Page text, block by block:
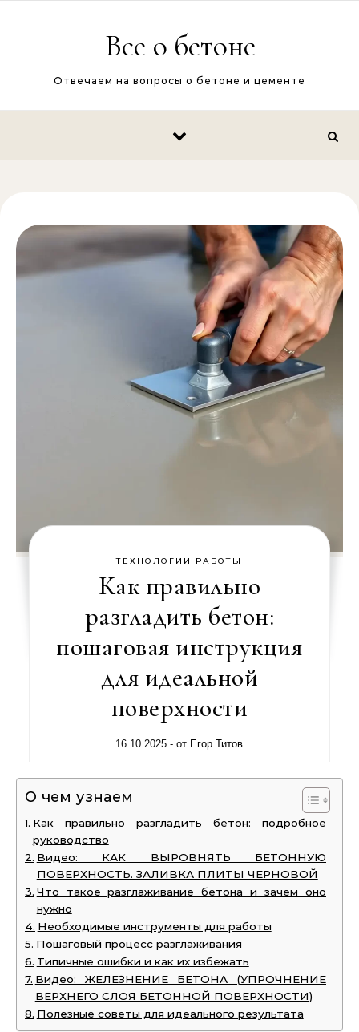
Все о бетоне
Отвечаем на вопросы о бетоне и цементе
ТЕХНОЛОГИИ РАБОТЫ
Как правильно
разгладить бетон:
пошаговая инструкция
для идеальной
поверхности
16.10.2025 - от Егор Титов
О чем узнаем
Как правильно разгладить бетон: подробное
руководство
Видео: КАК ВЫРОВНЯТЬ БЕТОННУЮ
ПОВЕРХНОСТЬ. ЗАЛИВКА ПЛИТЫ ЧЕРНОВОЙ
Что такое разглаживание бетона и зачем оно
нужно
Необходимые инструменты для работы
Пошаговый процесс разглаживания
Типичные ошибки и как их избежать
Видео: ЖЕЛЕЗНЕНИЕ БЕТОНА (УПРОЧНЕНИЕ
ВЕРХНЕГО СЛОЯ БЕТОННОЙ ПОВЕРХНОСТИ)
Полезные советы для идеального результата